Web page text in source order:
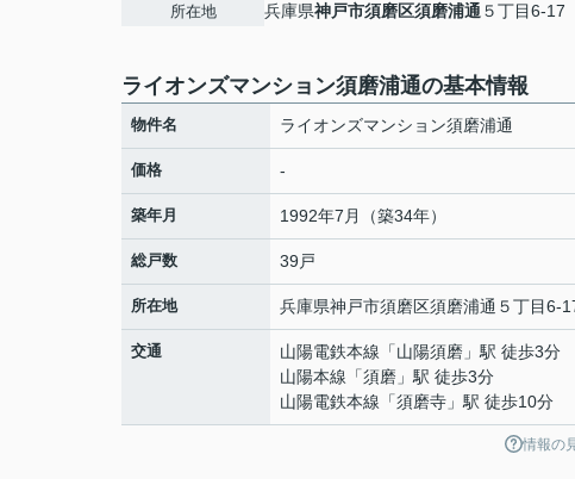
所在地 兵庫県神戸市須磨区須磨浦通 ５丁目6-17
ライオンズマンション須磨浦通の基本情報
物件名 ライオンズマンション須磨浦通
価格 -
築年月 1992年7月（築34年）
総戸数 39戸
所在地 兵庫県神戸市須磨区須磨浦通 ５丁目6-
交通 山陽電鉄本線 「山陽須磨 」駅 徒歩3分
山陽本線 「須磨 」駅 徒歩3分
山陽電鉄本線 「須磨寺 」駅 徒歩10分
情報の